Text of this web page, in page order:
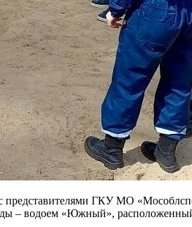
представителями ГКУ МО
– водоем «Южный»,